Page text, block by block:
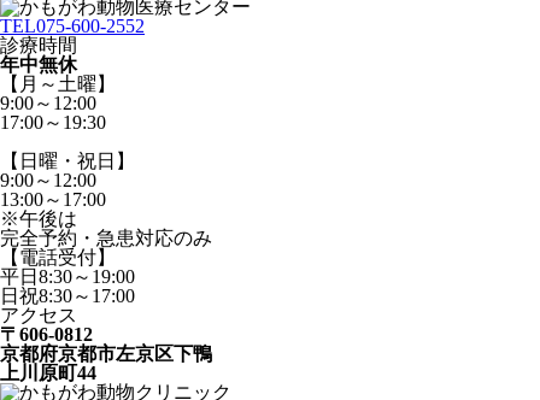
TEL075-600-2552
診療時間
年中無休
【月～土曜】
9:00～12:00
17:00～19:30
【日曜・祝日】
9:00～12:00
13:00～17:00
※午後は
完全予約・急患対応のみ
【電話受付】
平日8:30～19:00
日祝8:30～17:00
アクセス
〒606-0812
京都府京都市左京区下鴨
上川原町44